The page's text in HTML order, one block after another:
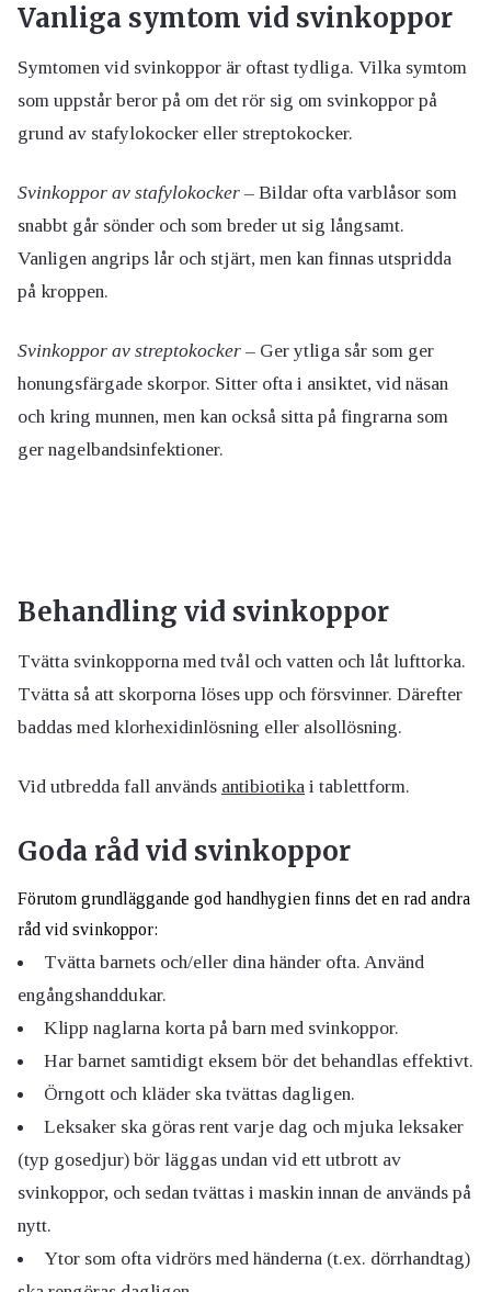
Vanliga symtom vid svinkoppor
Symtomen vid svinkoppor är oftast tydliga. Vilka symtom
som uppstår beror på om det rör sig om svinkoppor på
grund av stafylokocker eller streptokocker.
Svinkoppor av stafylokocker – Bildar ofta varblåsor som
snabbt går sönder och som breder ut sig långsamt.
Vanligen angrips lår och stjärt, men kan finnas utspridda
på kroppen.
Svinkoppor av streptokocker – Ger ytliga sår som ger
honungsfärgade skorpor. Sitter ofta i ansiktet, vid näsan
och kring munnen, men kan också sitta på fingrarna som
ger nagelbandsinfektioner.
Behandling vid svinkoppor
Tvätta svinkopporna med tvål och vatten och låt lufttorka.
Tvätta så att skorporna löses upp och försvinner. Därefter
baddas med klorhexidinlösning eller alsollösning.
Vid utbredda fall används antibiotika i tablettform.
Goda råd vid svinkoppor
Förutom grundläggande god handhygien finns det en rad andra
råd vid svinkoppor:
Tvätta barnets och/eller dina händer ofta. Använd
engångshanddukar.
Klipp naglarna korta på barn med svinkoppor.
Har barnet samtidigt eksem bör det behandlas effektivt.
Örngott och kläder ska tvättas dagligen.
Leksaker ska göras rent varje dag och mjuka leksaker
(typ gosedjur) bör läggas undan vid ett utbrott av
svinkoppor, och sedan tvättas i maskin innan de används på
nytt.
Ytor som ofta vidrörs med händerna (t.ex. dörrhandtag)